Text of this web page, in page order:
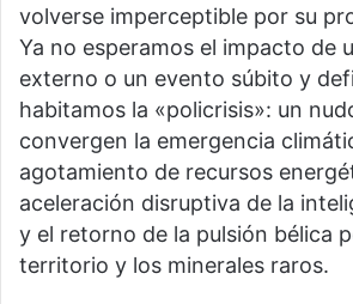
volverse imperceptible por su
Ya no esperamos el impacto de
externo o un evento súbito y
habitamos la «policrisis»: un
convergen la emergencia
agotamiento de recursos
aceleración disruptiva de la
y el retorno de la pulsión bélica
territorio y los minerales raros.